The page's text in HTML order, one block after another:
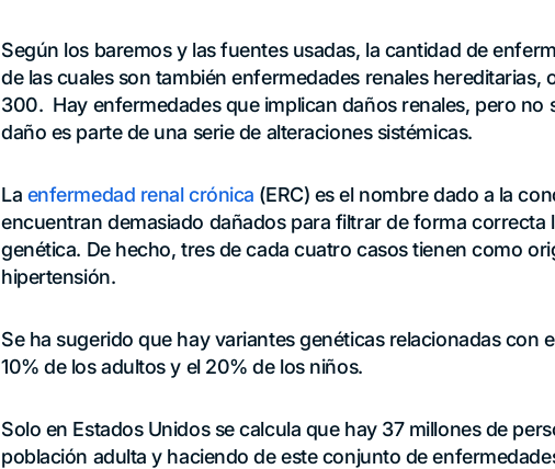
Según los baremos y las fuentes usadas, la cantidad de
de las cuales son también enfermedades renales hereditarias,
300. Hay enfermedades que implican daños renales, pero no
daño es parte de una serie de alteraciones sistémicas.
La enfermedad renal crónica (ERC) es el nombre dado a la
encuentran demasiado dañados para filtrar de forma correcta
genética. De hecho, tres de cada cuatro casos tienen como
hipertensión.
Se ha sugerido que hay variantes genéticas relacionadas con
10% de los adultos y el 20% de los niños.
Solo en Estados Unidos se calcula que hay 37 millones de
población adulta y haciendo de este conjunto de